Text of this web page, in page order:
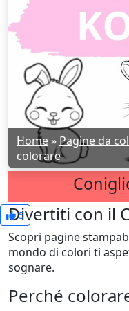
Home » Pagine da
colorare
5
Divertiti con il
Scopri pagine
mondo di colori ti
sognare.
Perché